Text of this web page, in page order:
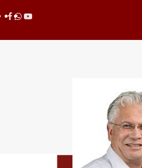
al
Facebook
whatsapp
youtube